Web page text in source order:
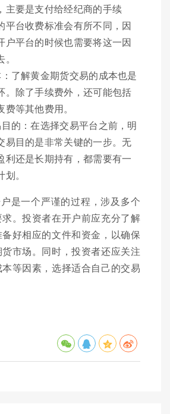
主要是支付给经纪商的手续
平台收费标准会有所不同，因
户平台的时候也需要将这一因
了解黄金期货交易的成本也是
。除了手续费外，还可能包括
费等其他费用。
的：在选择交易平台之前，明
易目的是非常关键的一步。无
利还是长期持有，都需要有一
。
是一个严谨的过程，涉及多个
。投资者在开户前应充分了解
好相应的文件和资金，以确保
市场。同时，投资者还应关注
等因素，选择适合自己的交易